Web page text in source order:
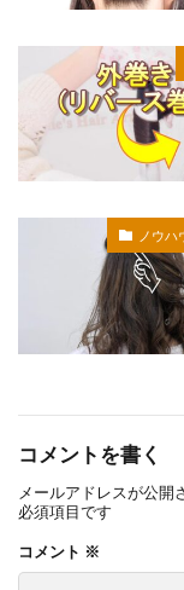
ノウハ
コメントを書く
メールアドレスが公開
必須項目です
コメント ※